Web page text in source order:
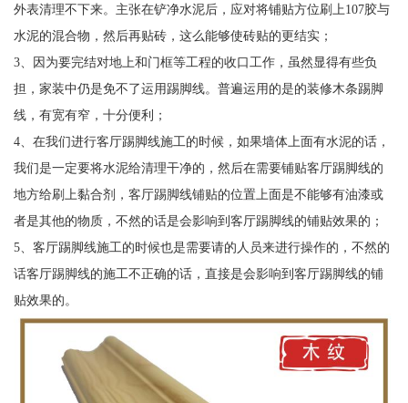
外表清理不下来。主张在铲净水泥后，应对将铺贴方位刷上107胶与
水泥的混合物，然后再贴砖，这么能够使砖贴的更结实；
3、因为要完结对地上和门框等工程的收口工作，虽然显得有些负
担，家装中仍是免不了运用踢脚线。普遍运用的是的装修木条踢脚
线，有宽有窄，十分便利；
4、在我们进行客厅踢脚线施工的时候，如果墙体上面有水泥的话，
我们是一定要将水泥给清理干净的，然后在需要铺贴客厅踢脚线的
地方给刷上黏合剂，客厅踢脚线铺贴的位置上面是不能够有油漆或
者是其他的物质，不然的话是会影响到客厅踢脚线的铺贴效果的；
5、客厅踢脚线施工的时候也是需要请的人员来进行操作的，不然的
话客厅踢脚线的施工不正确的话，直接是会影响到客厅踢脚线的铺
贴效果的。